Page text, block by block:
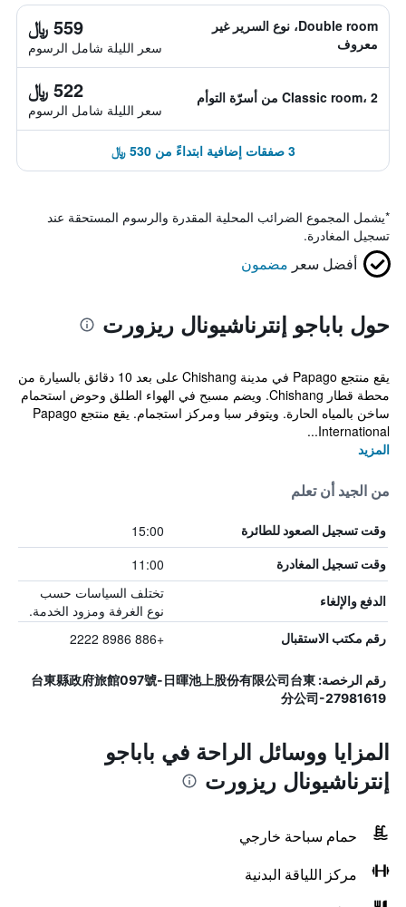
Double room، نوع السرير غير
معروف
559 ﷼
سعر الليلة شامل الرسوم
Classic room، 2 من أسرّة التوأم 522 ﷼
سعر الليلة شامل الرسوم
3 صفقات إضافية ابتداءً من 530 ﷼
*يشمل المجموع الضرائب المحلية المقدرة والرسوم المستحقة عند
تسجيل المغادرة.
أفضل سعر مضمون
حول باباجو إنترناشيونال ريزورت
يقع منتجع Papago في مدينة Chishang على بعد 10 دقائق بالسيارة من
محطة قطار Chishang. ويضم مسبح في الهواء الطلق وحوض استحمام
ساخن بالمياه الحارة. ويتوفر سبا ومركز استجمام. يقع منتجع Papago
International...
المزيد
من الجيد أن تعلم
وقت تسجيل الصعود للطائرة 15:00
وقت تسجيل المغادرة 11:00
الدفع والإلغاء
تختلف السياسات حسب
نوع الغرفة ومزود الخدمة.
رقم مكتب الاستقبال +886 8986 2222
رقم الرخصة: 台東縣政府旅館097號-日暉池上股份有限公司台東
分公司-27981619
المزايا ووسائل الراحة في باباجو
إنترناشيونال ريزورت
حمام سباحة خارجي
مركز اللياقة البدنية